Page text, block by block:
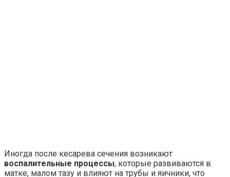
Иногда после кесарева сечения возникают
воспалительные процессы, которые развиваются в
матке, малом тазу и влияют на трубы и яичники, что